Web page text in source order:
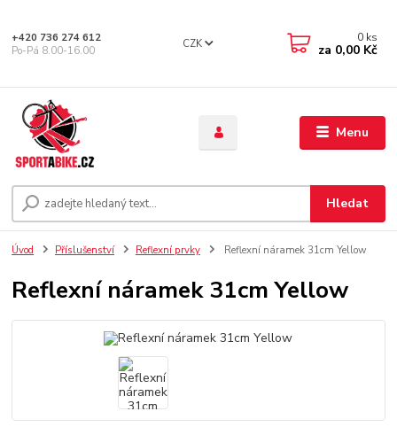
Menu
CZK
Hledat
+420 736 274 612
Po-Pá 8.00-16.00
0 ks
za 0,00 Kč
Úvod Příslušenství Reflexní prvky Reflexní náramek 31cm Yellow
Reflexní náramek 31cm Yellow